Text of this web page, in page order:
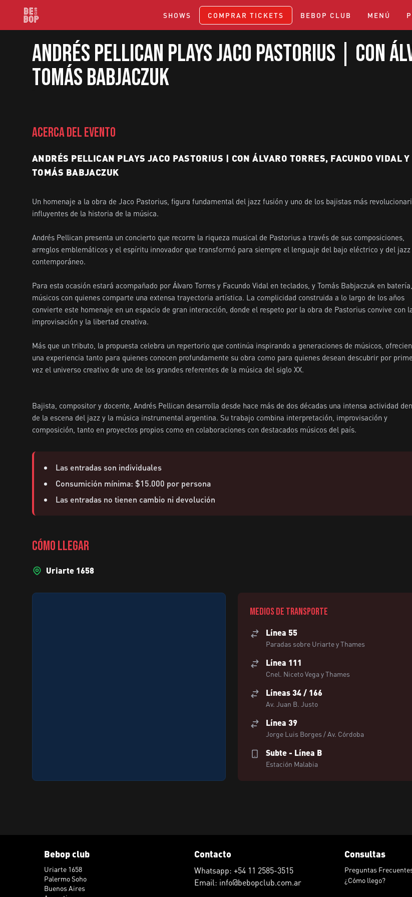
SHOWS COMPRAR TICKETS BEBOP CLUB MENÚ
Andrés Pellican Plays Jaco Pastorius | Con
Tomás Babjaczuk
ACERCA DEL EVENTO
ANDRÉS PELLICAN PLAYS JACO PASTORIUS | CON ÁLVARO TORRES, FACUNDO VIDAL Y
TOMÁS BABJACZUK
Un homenaje a la obra de Jaco Pastorius, figura fundamental del jazz fusión y uno de los bajistas más
influyentes de la historia de la música.
Andrés Pellican presenta un concierto que recorre la riqueza musical de Pastorius a través de sus composiciones,
arreglos emblemáticos y el espíritu innovador que transformó para siempre el lenguaje del bajo eléctrico y del jazz
contemporáneo.
Para esta ocasión estará acompañado por Álvaro Torres y Facundo Vidal en teclados, y Tomás Babjaczuk en batería,
músicos con quienes comparte una extensa trayectoria artística. La complicidad construida a lo largo de los años
convierte este homenaje en un espacio de gran interacción, donde el respeto por la obra de Pastorius convive con
improvisación y la libertad creativa.
Más que un tributo, la propuesta celebra un repertorio que continúa inspirando a generaciones de músicos,
una experiencia tanto para quienes conocen profundamente su obra como para quienes desean descubrir por
vez el universo creativo de uno de los grandes referentes de la música del siglo XX.
Bajista, compositor y docente, Andrés Pellican desarrolla desde hace más de dos décadas una intensa actividad
de la escena del jazz y la música instrumental argentina. Su trabajo combina interpretación, improvisación y
Las entradas son individuales
Consumición mínima: $15.000 por persona
Las entradas no tienen cambio ni devolución
CÓMO LLEGAR
Uriarte 1658
Medios de transporte
Línea 55
Paradas sobre Uriarte y Thames
Línea 111
Cnel. Niceto Vega y Thames
Líneas 34 / 166
Av. Juan B. Justo
Línea 39
Jorge Luis Borges / Av. Córdoba
Subte - Línea B
Estación Malabia
Bebop club
Uriarte 1658
Palermo Soho
Buenos Aires
Contacto
Whatsapp: +54 11 2585-3515
Email: info@bebopclub.com.ar
Consultas
Preguntas
¿Cómo llego?